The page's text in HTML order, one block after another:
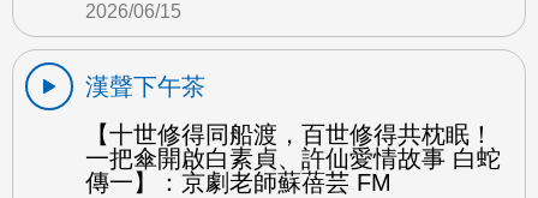
2026/06/15
漢聲下午茶
【十世修得同船渡，百世修得共枕眠！
一把傘開啟白素貞、許仙愛情故事 白蛇
傳一】：京劇老師蘇蓓芸 FM